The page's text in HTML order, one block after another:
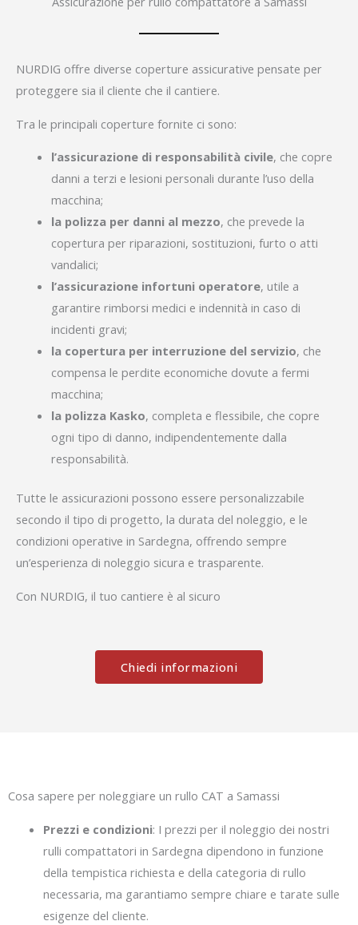
NURDIG offre diverse coperture assicurative pensate per
proteggere sia il cliente che il cantiere.
Tra le principali coperture fornite ci sono:
l’assicurazione di responsabilità civile, che copre
danni a terzi e lesioni personali durante l’uso della
macchina;
la polizza per danni al mezzo, che prevede la
copertura per riparazioni, sostituzioni, furto o atti
vandalici;
l’assicurazione infortuni operatore, utile a
garantire rimborsi medici e indennità in caso di
incidenti gravi;
la copertura per interruzione del servizio, che
compensa le perdite economiche dovute a fermi
macchina;
la polizza Kasko, completa e flessibile, che copre
ogni tipo di danno, indipendentemente dalla
responsabilità.
Tutte le assicurazioni possono essere personalizzabile
secondo il tipo di progetto, la durata del noleggio, e le
condizioni operative in Sardegna, offrendo sempre
un’esperienza di noleggio sicura e trasparente.
Con NURDIG, il tuo cantiere è al sicuro
Chiedi informazioni
Cosa sapere per noleggiare un rullo CAT a Samassi
Prezzi e condizioni: I prezzi per il noleggio dei nostri
rulli compattatori in Sardegna dipendono in funzione
della tempistica richiesta e della categoria di rullo
necessaria, ma garantiamo sempre chiare e tarate sulle
esigenze del cliente.